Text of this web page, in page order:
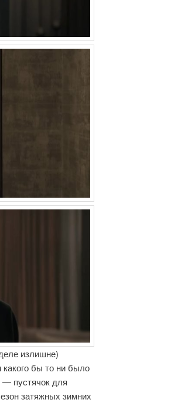
излишне)
какого бы то ни было
пустячок для
затяжных зимних